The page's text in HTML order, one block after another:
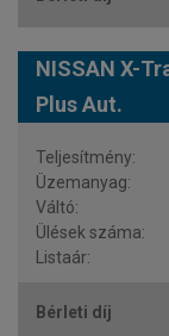
NISSAN X-
Plus Aut.